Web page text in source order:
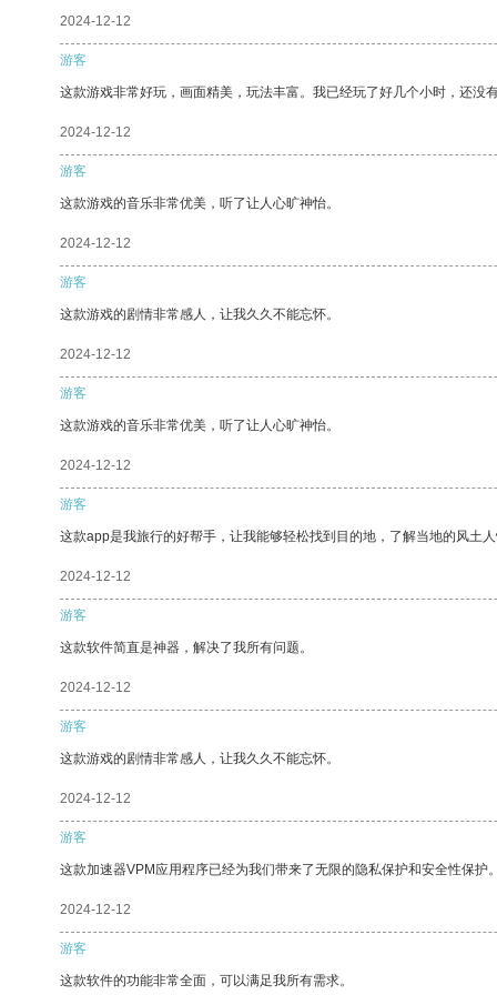
2024-12-12
游客
这款游戏非常好玩，画面精美，玩法丰富。我已经玩了好几个小时，还没
2024-12-12
游客
这款游戏的音乐非常优美，听了让人心旷神怡。
2024-12-12
游客
这款游戏的剧情非常感人，让我久久不能忘怀。
2024-12-12
游客
这款游戏的音乐非常优美，听了让人心旷神怡。
2024-12-12
游客
这款app是我旅行的好帮手，让我能够轻松找到目的地，了解当地的风土
2024-12-12
游客
这款软件简直是神器，解决了我所有问题。
2024-12-12
游客
这款游戏的剧情非常感人，让我久久不能忘怀。
2024-12-12
游客
这款加速器VPM应用程序已经为我们带来了无限的隐私保护和安全性保护
2024-12-12
游客
这款软件的功能非常全面，可以满足我所有需求。